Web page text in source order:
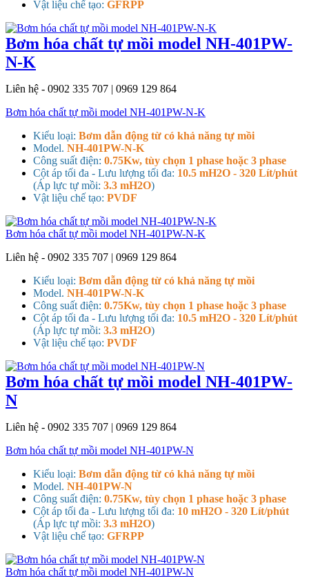
Vật liệu chế tạo: GFRPP
Bơm hóa chất tự mồi model NH-401PW-
N-K
Liên hệ - 0902 335 707 | 0969 129 864
Bơm hóa chất tự mồi model NH-401PW-N-K
Kiểu loại: Bơm dẫn động từ có khả năng tự mồi
Model. NH-401PW-N-K
Công suất điện: 0.75Kw, tùy chọn 1 phase hoặc 3 phase
Cột áp tối đa - Lưu lượng tối đa: 10.5 mH2O - 320 Lít/phút
(Áp lực tự mồi: 3.3 mH2O)
Vật liệu chế tạo: PVDF
Bơm hóa chất tự mồi model NH-401PW-N-K
Liên hệ - 0902 335 707 | 0969 129 864
Kiểu loại: Bơm dẫn động từ có khả năng tự mồi
Model. NH-401PW-N-K
Công suất điện: 0.75Kw, tùy chọn 1 phase hoặc 3 phase
Cột áp tối đa - Lưu lượng tối đa: 10.5 mH2O - 320 Lít/phút
(Áp lực tự mồi: 3.3 mH2O)
Vật liệu chế tạo: PVDF
Bơm hóa chất tự mồi model NH-401PW-
N
Liên hệ - 0902 335 707 | 0969 129 864
Bơm hóa chất tự mồi model NH-401PW-N
Kiểu loại: Bơm dẫn động từ có khả năng tự mồi
Model. NH-401PW-N
Công suất điện: 0.75Kw, tùy chọn 1 phase hoặc 3 phase
Cột áp tối đa - Lưu lượng tối đa: 10 mH2O - 320 Lít/phút
(Áp lực tự mồi: 3.3 mH2O)
Vật liệu chế tạo: GFRPP
Bơm hóa chất tự mồi model NH-401PW-N